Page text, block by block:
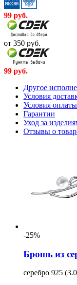
99 руб.
от 350 руб.
99 руб.
Другое
Условия
Условия оплаты
Гарантии
Уход за
Отзывы о
-25%
Брошь из
серебро 925